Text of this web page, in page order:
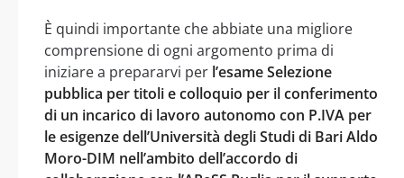
È quindi importante che abbiate una migliore
comprensione di ogni argomento prima di
iniziare a prepararvi per l’esame Selezione
pubblica per titoli e colloquio per il conferimento
di un incarico di lavoro autonomo con P.IVA per
le esigenze dell’Università degli Studi di Bari Aldo
Moro-DIM nell’ambito dell’accordo di